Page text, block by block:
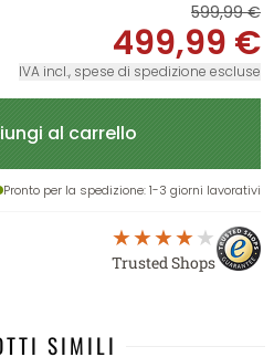
599,99 €
499,99 €
IVA incl., spese di spedizione escluse
al carrello
Pronto per la spedizione: 1-3 giorni lavorativi
Trusted Shops
SIMILI